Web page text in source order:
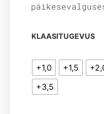
KLAASITUGEVUS
+1,0 +1,5
+3,5